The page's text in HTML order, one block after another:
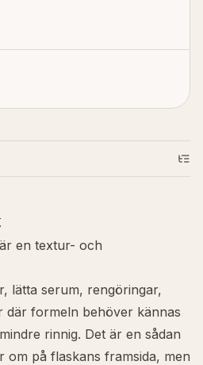
en textur- och
lätta serum, rengöringar,
där formeln behöver kännas
rinnig. Det är en sådan
om på flaskans framsida, men